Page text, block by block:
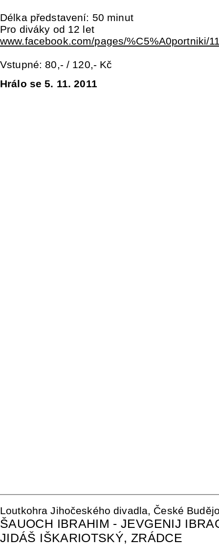
Délka představení: 50 minut
Pro diváky od 12 let
www.facebook.com/pages/%C5%A0portniki/
Vstupné: 80,- / 120,- Kč
Hrálo se 5. 11. 2011
Loutkohra Jihočeského divadla, České
ŠAUOCH IBRAHIM - JEVGENIJ
JIDÁŠ IŠKARIOTSKÝ, ZRÁDCE